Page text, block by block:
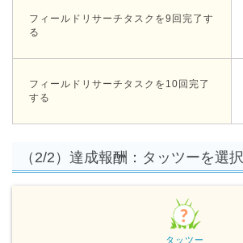
フィールドリサーチタスクを9回完了す
る
フィールドリサーチタスクを10回完了
する
（2/2）達成報酬：タッツーを選択
タッツー